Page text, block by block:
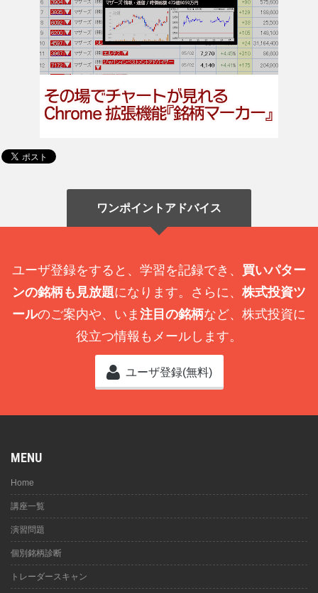
ワンポイントアドバイス
ユーザ登録をすると、学習を記録でき、 買いパター
ンの銘柄も見放題になります。さらに、 株式投資ツ
ールのご案内や、いま 注目の銘柄など、株式投資に
役立つ情報もメールします。
ユーザ登録(無料)
MENU
Home
講座一覧
演習問題
個別銘柄診断
トレーダースキャン